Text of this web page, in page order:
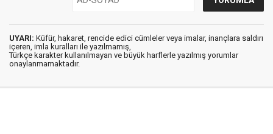
UYARI: Küfür, hakaret, rencide edici cümleler veya imalar, inançlara saldırı
içeren, imla kuralları ile yazılmamış,
Türkçe karakter kullanılmayan ve büyük harflerle yazılmış yorumlar
onaylanmamaktadır.